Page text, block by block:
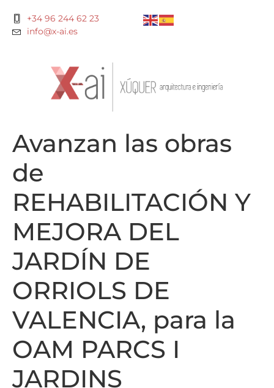
+34 96 244 62 23
info@x-ai.es
Avanzan las obras
de
REHABILITACIÓN Y
MEJORA DEL
JARDÍN DE
ORRIOLS DE
VALENCIA, para la
OAM PARCS I
JARDINS